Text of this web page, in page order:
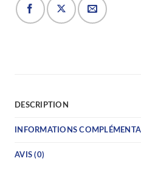
DESCRIPTION
INFORMATIONS
AVIS (0)